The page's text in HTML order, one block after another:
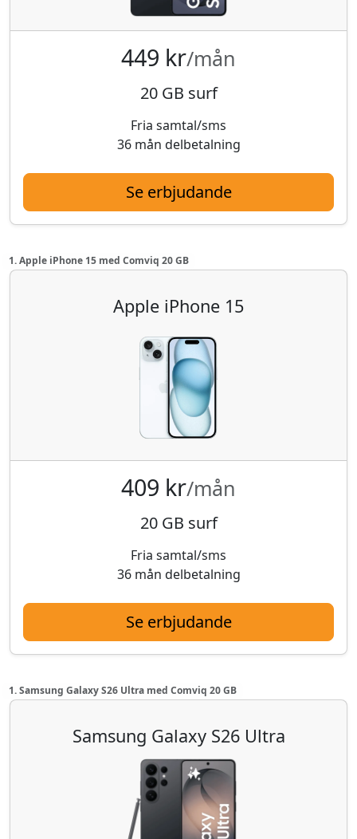
449 kr/mån
20 GB surf
Fria samtal/sms
36 mån delbetalning
Se erbjudande
1. Apple iPhone 15 med Comviq 20 GB
Apple iPhone 15
409 kr/mån
20 GB surf
Fria samtal/sms
36 mån delbetalning
Se erbjudande
1. Samsung Galaxy S26 Ultra med Comviq 20 GB
Samsung Galaxy S26 Ultra